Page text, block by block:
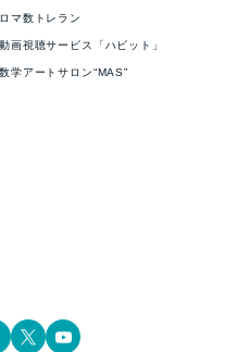
ロマ数トレラン
動画視聴サービス「ハビット」
数学アートサロン“MAS”